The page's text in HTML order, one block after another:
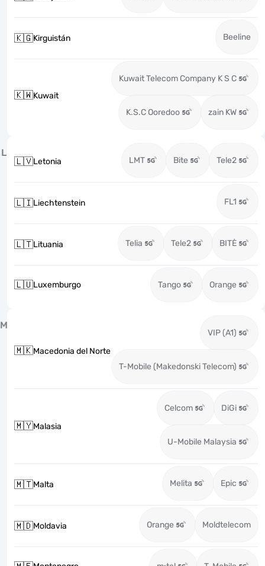
🇰🇬Kirguistán Beeline
🇰🇼Kuwait
Kuwait Telecom Company K S C
K.S.C Ooredoo zain KW
L
🇱🇻Letonia LMT Bite Tele2
🇱🇮Liechtenstein FL1
🇱🇹Lituania Telia Tele2 BITĖ
🇱🇺Luxemburgo Tango Orange
M
🇲🇰Macedonia del Norte
VIP (A1)
T-Mobile (Makedonski Telecom)
🇲🇾Malasia
Celcom DiGi
U-Mobile Malaysia
🇲🇹Malta Melita Epic
🇲🇩Moldavia Orange Moldtelecom